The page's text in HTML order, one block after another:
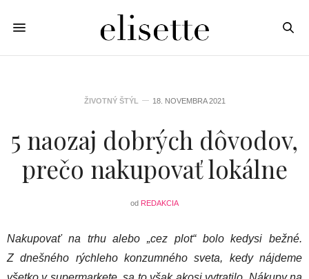
ŽIVOTNÝ ŠTÝL 18. NOVEMBRA 2021
5 naozaj dobrých dôvodov,
prečo nakupovať lokálne
od REDAKCIA
Nakupovať na trhu alebo „cez plot“ bolo kedysi bežné.
Z dnešného rýchleho konzumného sveta, kedy nájdeme